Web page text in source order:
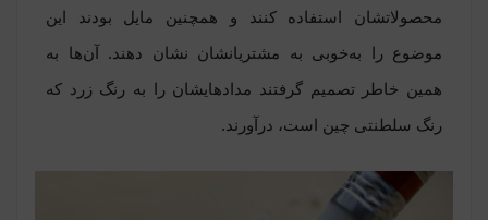
محصولاتشان استفاده کنند و همچنین مایل بودند این
موضوع را به‌خوبی به مشتریانشان نشان دهند. آن‌ها به
همین خاطر تصمیم گرفتند مدادهایشان را به رنگ زرد که
رنگ سلطنتی چین است، درآورند.